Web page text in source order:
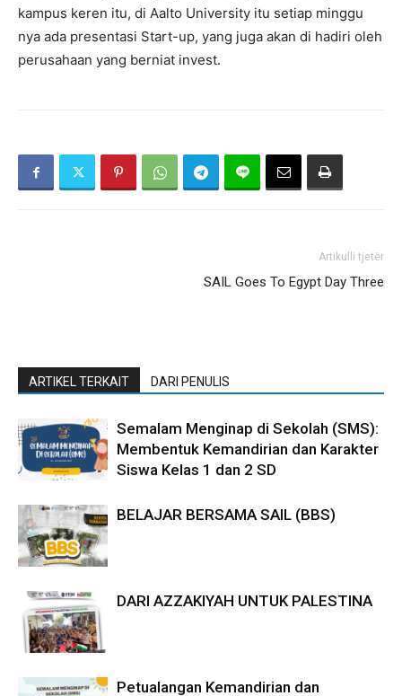
kampus keren itu, di Aalto University itu setiap minggu
nya ada presentasi Start-up, yang juga akan di hadiri oleh
perusahaan yang berniat invest.
Artikulli tjetër
SAIL Goes To Egypt Day Three
ARTIKEL TERKAIT DARI PENULIS
Semalam Menginap di Sekolah (SMS):
Membentuk Kemandirian dan Karakter
Siswa Kelas 1 dan 2 SD
BELAJAR BERSAMA SAIL (BBS)
DARI AZZAKIYAH UNTUK PALESTINA
Petualangan Kemandirian dan